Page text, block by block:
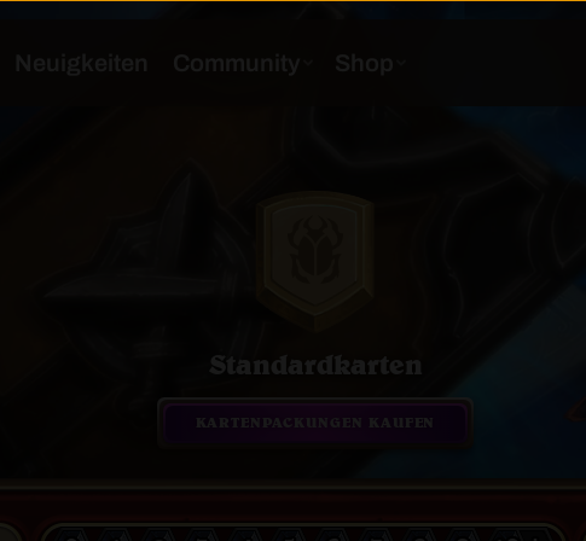
Standardkarten
KARTENPACKUNGEN KAUFEN